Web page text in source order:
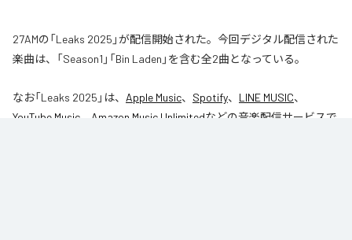
27AMの「Leaks 2025」が配信開始された。今回デジタル配信された
楽曲は、「Season1」「Bin Laden」を含む全2曲となっている。
なお「Leaks 2025 」は、 Apple Music、 Spotify、 LINE MUSIC、
YouTube Music
Amazon Music Unlimitedなどの音楽配信サービスで